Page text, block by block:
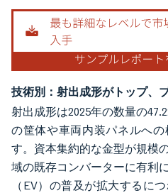
技術別：射出成形がトップ、
射出成形は2025年の数量の
の筐体や車両内装パネルへ
す。資本集約的な金型が規模
域の既存コンバーターに有利
（EV）の普及が拡大するに